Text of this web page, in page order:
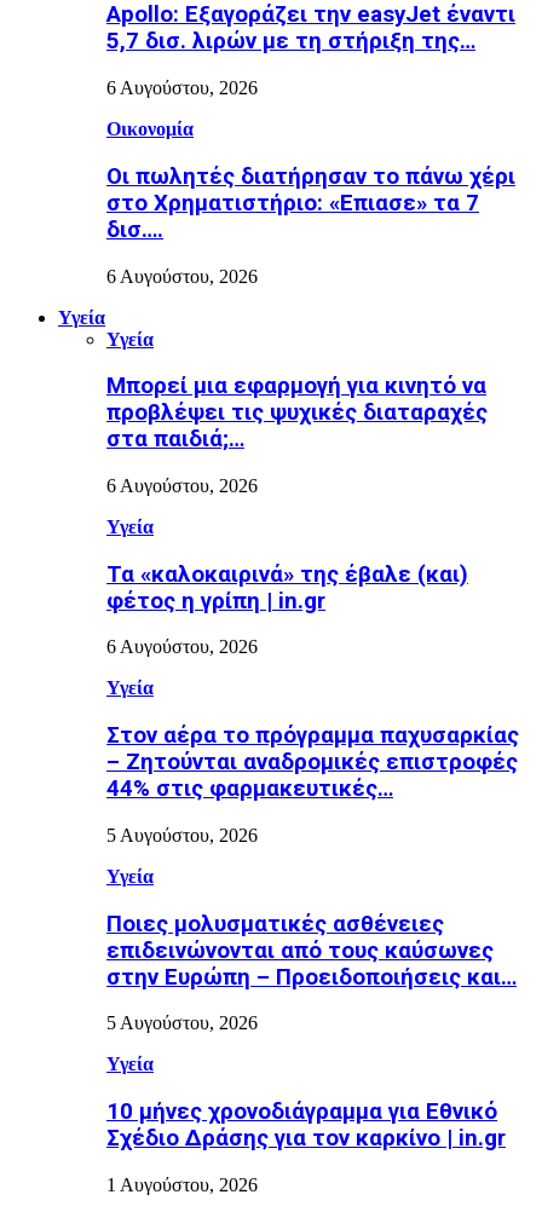
Apollo: Εξαγοράζει την easyJet έναντι
5,7 δισ. λιρών με τη στήριξη της…
6 Αυγούστου, 2026
Οικονομία
Οι πωλητές διατήρησαν το πάνω χέρι
στο Χρηματιστήριο: «Επιασε» τα 7
δισ….
6 Αυγούστου, 2026
Υγεία
Υγεία
Μπορεί μια εφαρμογή για κινητό να
προβλέψει τις ψυχικές διαταραχές
στα παιδιά;…
6 Αυγούστου, 2026
Υγεία
Τα «καλοκαιρινά» της έβαλε (και)
φέτος η γρίπη | in.gr
6 Αυγούστου, 2026
Υγεία
Στον αέρα το πρόγραμμα παχυσαρκίας
– Ζητούνται αναδρομικές επιστροφές
44% στις φαρμακευτικές…
5 Αυγούστου, 2026
Υγεία
Ποιες μολυσματικές ασθένειες
επιδεινώνονται από τους καύσωνες
στην Ευρώπη – Προειδοποιήσεις και…
5 Αυγούστου, 2026
Υγεία
10 μήνες χρονοδιάγραμμα για Εθνικό
Σχέδιο Δράσης για τον καρκίνο | in.gr
1 Αυγούστου, 2026